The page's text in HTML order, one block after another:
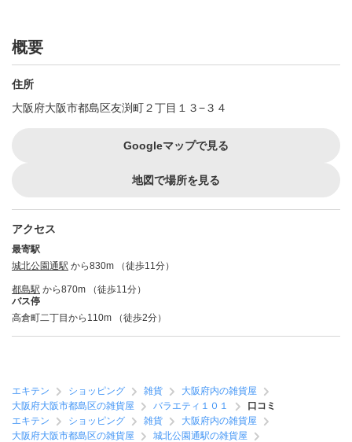
概要
住所
大阪府大阪市都島区友渕町２丁目１３−３４
Googleマップで見る
地図で場所を見る
アクセス
最寄駅
城北公園通駅 から830m （徒歩11分）
都島駅 から870m （徒歩11分）
バス停
高倉町二丁目から110m （徒歩2分）
エキテン ショッピング 雑貨
大阪府内の雑貨屋
大阪府大阪市都島区の雑貨屋
バラエティ１０１
口コミ
エキテン
ショッピング 雑貨
大阪府内の雑貨屋
大阪府大阪市都島区の雑貨屋
城北公園通駅の雑貨屋